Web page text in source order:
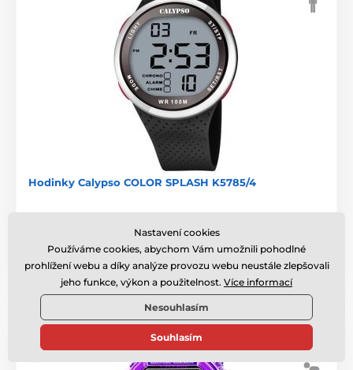
Hodinky Calypso COLOR SPLASH K5785/4
790 Kč
Nastavení cookies
Používáme cookies, abychom Vám umožnili pohodlné
prohlížení webu a díky analýze provozu webu neustále zlepšovali
jeho funkce, výkon a použitelnost. Více informací
Nesouhlasím
Souhlasím